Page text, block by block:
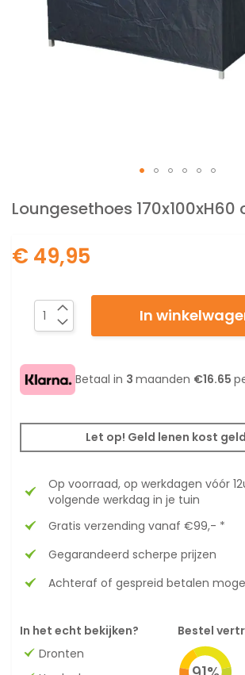
Loungesethoes 170x100xH60
naar
van
gallerij
€ 49,95
In
Betaal in 3 maanden €16.65
Let op! Geld lenen kost geld
Op voorraad, op werkdagen vóór
volgende werkdag in je tuin
Gratis verzending vanaf €99,- *
Gegarandeerd scherpe prijzen
Achteraf of gespreid betalen
In het echt bekijken?
Dronten
Bestel